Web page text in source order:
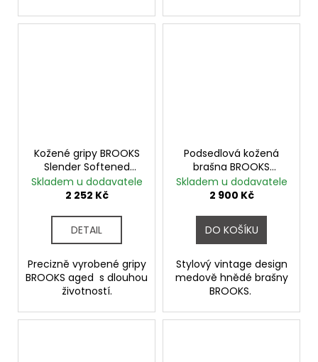
Kožené gripy BROOKS
Slender Softened
AGED
Skladem u dodavatele
2 252 Kč
DETAIL
Precizně vyrobené gripy
BROOKS aged s dlouhou
životností.
Podsedlová kožená
brašna BROOKS
CHALLENGE large
Skladem u dodavatele
2 900 Kč
DO KOŠÍKU
Stylový vintage design
medově hnědé brašny
BROOKS.